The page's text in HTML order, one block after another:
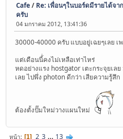
Cafe/ Re: เพื่อนๆในบอร์ดมีรายได้จา
ครับ
04 มกราคม 2012, 13:41:36
30000-40000 ครับ แบบอยู่เฉยๆเลย
แต่เดือนนี้่คงไม่เหลือเท่าไหร่
หดอย่างแรง hostgator เตะกระจุยเล
เลย ไปพึ่ง photon ดีกว่า เสียความรู้สึก
ต้องตั้งปั๊มใหม่วางแผนใหม่
หน้า 1 2 3 ... 13